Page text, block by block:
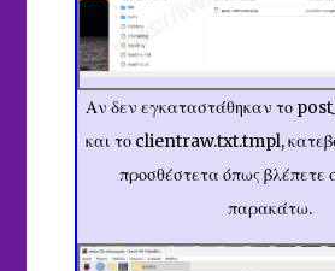
Αν δεν εγκαταστάθηκαν το
και το clientraw.txt.tmpl,
προσθέστετα όπως βλέπετε
παρακάτω.